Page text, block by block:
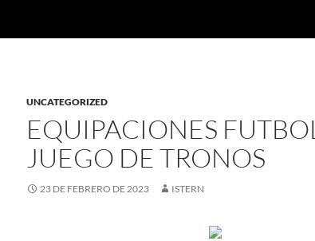
UNCATEGORIZED
EQUIPACIONES FUTBOL
JUEGO DE TRONOS
23 DE FEBRERO DE 2023 ISTERN